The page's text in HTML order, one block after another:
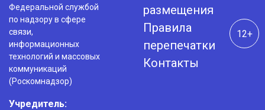
Федеральной службой
по надзору в сфере
связи,
информационных
технологий и массовых
коммуникаций
(Роскомнадзор)
Учредитель:
размещения
Правила
перепечатки
Контакты
12+